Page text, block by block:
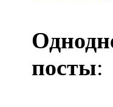
посты: